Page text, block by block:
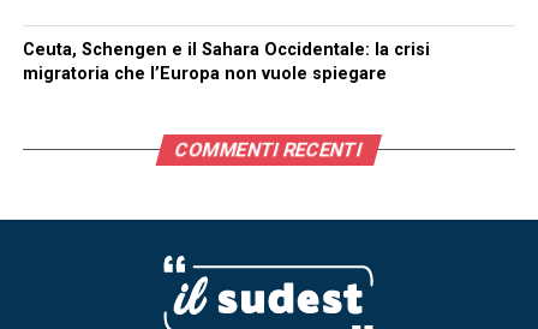
Ceuta, Schengen e il Sahara Occidentale: la crisi
migratoria che l’Europa non vuole spiegare
COMMENTI RECENTI